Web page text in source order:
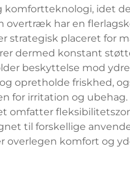
idet
overtræk har en
strategisk placeret for
dermed konstant
beskyttelse mod
opretholde friskhed,
for irritation og ubehag.
omfatter
til forskellige
overlegen komfort og